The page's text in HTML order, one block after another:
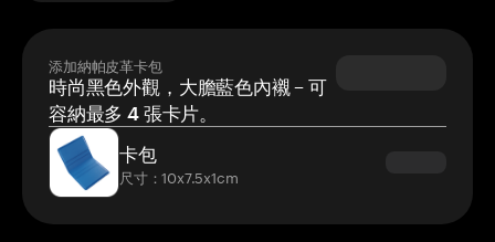
添加納帕皮革卡包
時尚黑色外觀，大膽藍色內襯 – 可
容納最多 4 張卡片。
卡包
尺寸：10x7.5x1cm